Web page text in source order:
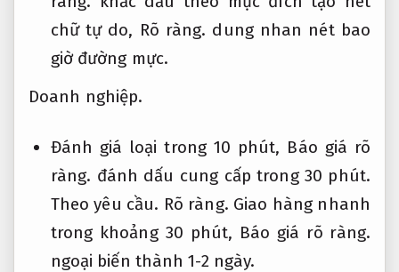
chữ tự do, Rõ ràng. dung nhan nét bao
giờ đường mực.
Doanh nghiệp.
Đánh giá loại trong 10 phút, Báo giá rõ
ràng. đánh dấu cung cấp trong 30 phút.
Theo yêu cầu. Rõ ràng. Giao hàng nhanh
trong khoảng 30 phút, Báo giá rõ ràng.
ngoại biến thành 1-2 ngày.